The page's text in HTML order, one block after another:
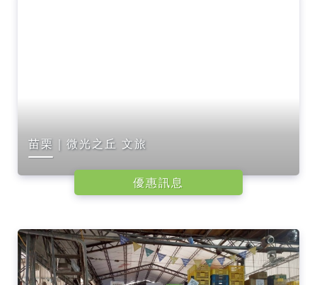
苗栗｜微光之丘 文旅
優惠訊息